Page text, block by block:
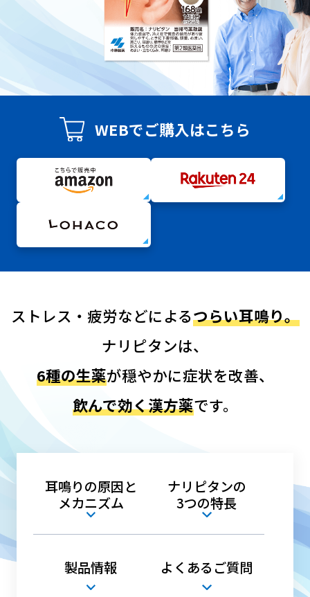
WEBでご購入はこちら
ストレス・疲労などによるつらい耳鳴り。
ナリピタンは、
6種の生薬が穏やかに症状を改善、
飲んで効く漢方薬です。
耳鳴りの原因と
メカニズム
ナリピタンの
3つの特長
製品情報 よくあるご質問